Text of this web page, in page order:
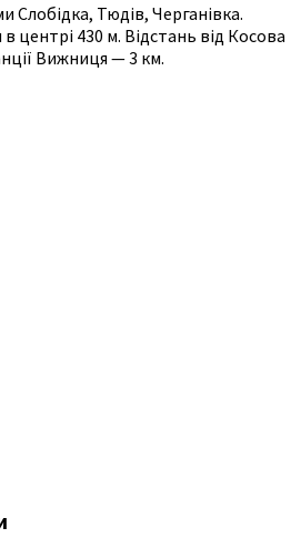
Слобідка, Тюдів, Черганівка.
центрі 430 м. Відстань від Косова
Вижниця — 3 км.